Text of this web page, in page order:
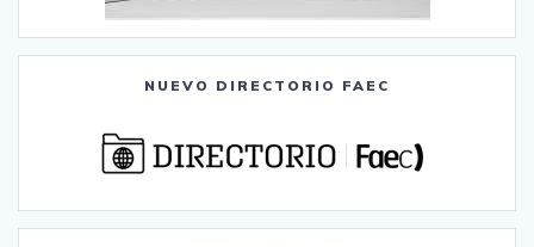
NUEVO DIRECTORIO FAEC